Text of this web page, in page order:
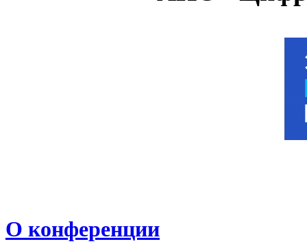
О конференции